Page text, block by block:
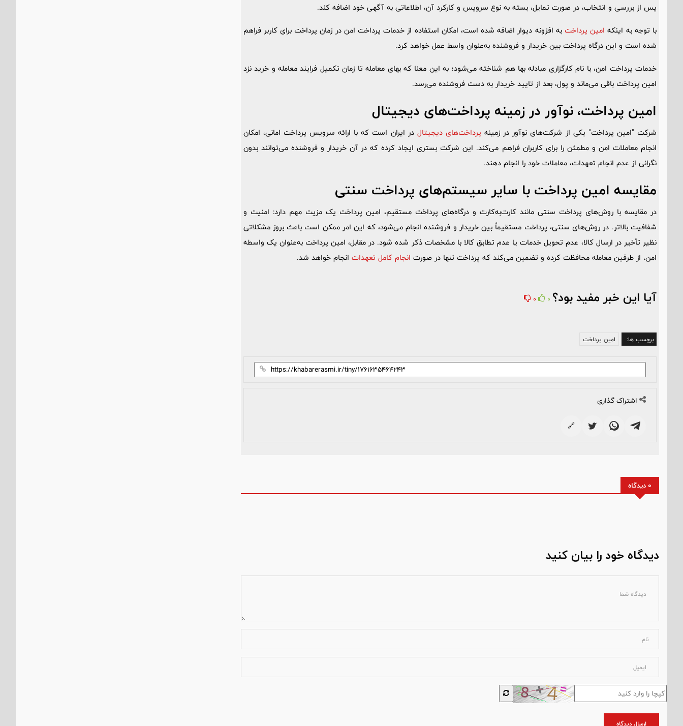
پس از بررسی و انتخاب، در صورت تمایل، بسته به نوع سرویس و کارکرد آن، اطلاعاتی به آگهی خود اضافه کند.
با توجه به اینکهامین پرداخت به افزونه دیوار اضافه شده است، امکان استفاده از خدمات پرداخت امن در زمان پرداخت برای کاربر فراهم
شده است و این درگاه پرداخت بین خریدار و فروشنده به‌عنوان واسط عمل خواهد کرد.
خدمات پرداخت امن، با نام کارگزاری مبادله بها هم شناخته می‌شود؛ به این معنا که بهای معامله تا زمان تکمیل فرایند معامله و خرید نزد
امین پرداخت باقی می‌ماند و پول، بعد از تایید خریدار به دست فروشنده می‌رسد.
امین پرداخت، نوآور در زمینه پرداخت‌های دیجیتال
شرکت "امین پرداخت" یکی از شرکت‌های نوآور در زمینه پرداخت‌های دیجیتال در ایران است که با ارائه سرویس پرداخت امانی، امکان
انجام معاملات امن و مطمئن را برای کاربران فراهم می‌کند. این شرکت بستری ایجاد کرده که در آن خریدار و فروشنده می‌توانند بدون
نگرانی از عدم انجام تعهدات، معاملات خود را انجام دهند.
مقایسه امین پرداخت با سایر سیستم‌های پرداخت سنتی
در مقایسه با روش‌های پرداخت سنتی مانند کارت‌به‌کارت و درگاه‌های پرداخت مستقیم، امین پرداخت یک مزیت مهم دارد: امنیت و
شفافیت بالاتر. در روش‌های سنتی، پرداخت مستقیماً بین خریدار و فروشنده انجام می‌شود، که این امر ممکن است باعث بروز مشکلاتی
نظیر تأخیر در ارسال کالا، عدم تحویل خدمات یا عدم تطابق کالا با مشخصات ذکر شده شود. در مقابل، امین پرداخت به‌عنوان یک واسطه
امن، از طرفین معامله محافظت کرده و تضمین می‌کند که پرداخت تنها در صورت انجام کامل تعهدات انجام خواهد شد.
آیا این خبر مفید بود؟ 0
0
برچسب ها: امین پرداخت
اشتراک گذاری
🔗
0 دیدگاه
دیدگاه خود را بیان کنید
ارسال دیدگاه